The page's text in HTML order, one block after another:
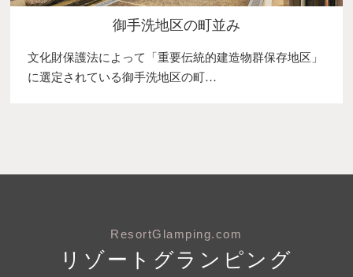
御手洗地区の町並み
文化財保護法によって「重要伝統的建造物群保存地区」
に選定されている御手洗地区の町…
ResortGlamping.com
リゾートグランピング